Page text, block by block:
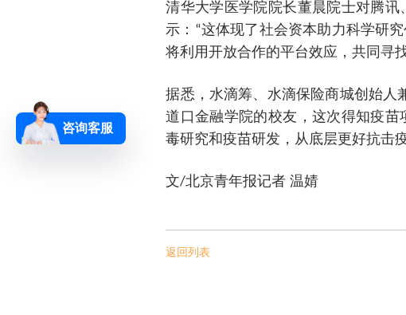
清华大学医学院院长董晨院士对腾讯
示：“这体现了社会资本助力科学研
将利用开放合作的平台效应，共同寻
据悉，水滴筹、水滴保险商城创始人
道口金融学院的校友，这次得知疫
毒研究和疫苗研发，从底层更好抗击疫
文/北京青年报记者 温婧
返回列表
咨询客服